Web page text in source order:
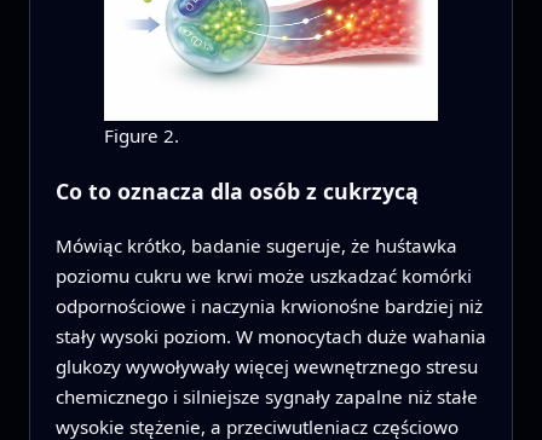
Figure 2.
Co to oznacza dla osób z cukrzycą
Mówiąc krótko, badanie sugeruje, że huśtawka
poziomu cukru we krwi może uszkadzać komórki
odpornościowe i naczynia krwionośne bardziej niż
stały wysoki poziom. W monocytach duże wahania
glukozy wywoływały więcej wewnętrznego stresu
chemicznego i silniejsze sygnały zapalne niż stałe
wysokie stężenie, a przeciwutleniacz częściowo